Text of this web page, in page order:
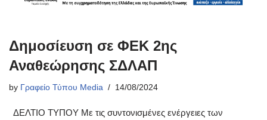
Δημοσίευση σε ΦΕΚ 2ης
Αναθεώρησης ΣΔΛΑΠ
by Γραφείο Τύπου Media 14/08/2024
ΔΕΛΤΙΟ ΤΥΠΟΥ Με τις συντονισμένες ενέργειες των